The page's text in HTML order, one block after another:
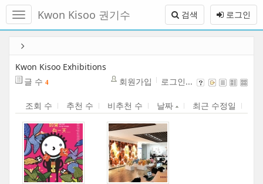
메
토
로그인
검색
Kwon Kisoo 권기수
Kwon Kisoo Exhibitions
글 수 4 회원가입 로그인...
조회 수 추천 수 비추천 수 날짜 최근 수정일